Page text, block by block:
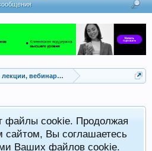
вебинары, учебный материал
файлы cookie. Продолжая
сайтом, Вы соглашаетесь
Ваших файлов cookie.